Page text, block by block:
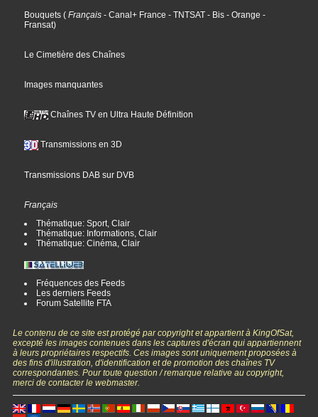
Bouquets ( Français - Canal+ France - TNTSAT - Bis - Orange -
Fransat)
Le Cimetière des Chaînes
Images manquantes
Chaînes TV en Ultra Haute Définition
Transmissions en 3D
Transmissions DAB sur DVB
Français
Thématique: Sport, Clair
Thématique: Informations, Clair
Thématique: Cinéma, Clair
Fréquences des Feeds
Les derniers Feeds
Forum Satellite FTA
Le contenu de ce site est protégé par copyright et appartient à KingOfSat,
excepté les images contenues dans les captures d'écran qui appartiennent
à leurs propriétaires respectifs. Ces images sont uniquement proposées à
des fins d'illustration, d'identification et de promotion des chaînes TV
correspondantes. Pour toute question / remarque relative au copyright,
merci de contacter le webmaster.